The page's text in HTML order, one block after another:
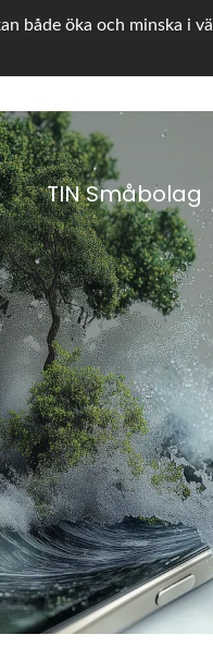
både öka och minska i
TIN Småbolag